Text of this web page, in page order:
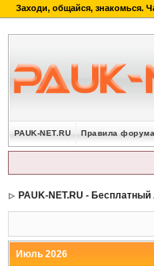
PAUK-NET.RU Правила форума
PAUK-NET.RU -
Июль 2026